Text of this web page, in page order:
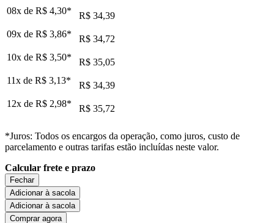
08x de R$ 4,30*
R$ 34,39
09x de R$ 3,86*
R$ 34,72
10x de R$ 3,50*
R$ 35,05
11x de R$ 3,13*
R$ 34,39
12x de R$ 2,98* R$ 35,72
*Juros: Todos os encargos da operação, como juros, custo de
parcelamento e outras tarifas estão incluídas neste valor.
Calcular frete e prazo
Fechar
Adicionar à sacola
Adicionar à sacola
Comprar agora